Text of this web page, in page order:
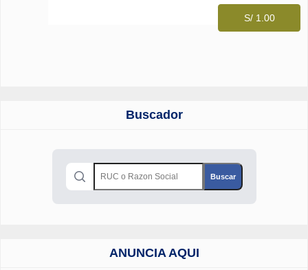
S/ 1.00
Buscador
ANUNCIA AQUI